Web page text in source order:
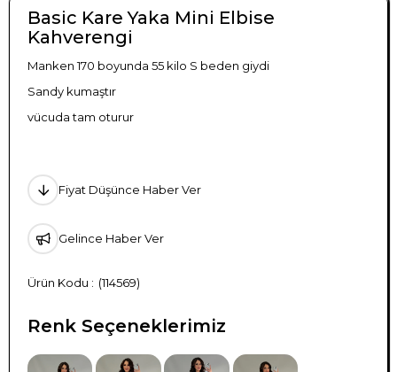
Basic Kare Yaka Mini Elbise
Kahverengi
Manken 170 boyunda 55 kilo S beden giydi
Sandy kumaştır
vücuda tam oturur
Fiyat Düşünce Haber Ver
Gelince Haber Ver
(114569)
Renk Seçeneklerimiz
TÜKENDI TÜKENDI TÜKENDI